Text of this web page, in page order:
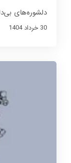
دلشوره‌های
30 خرداد 1404